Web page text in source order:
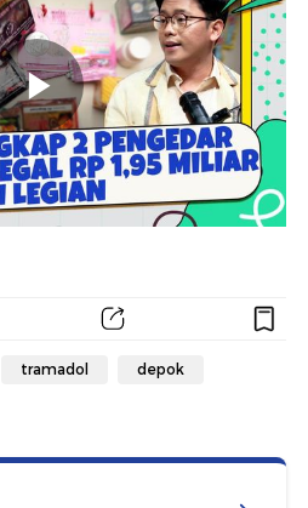
tramadol depok